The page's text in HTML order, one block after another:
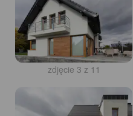
zdjęcie 3 z 11